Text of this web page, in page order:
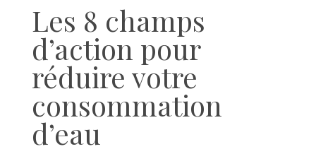
Les 8 champs
d’action pour
réduire votre
consommation
d’eau